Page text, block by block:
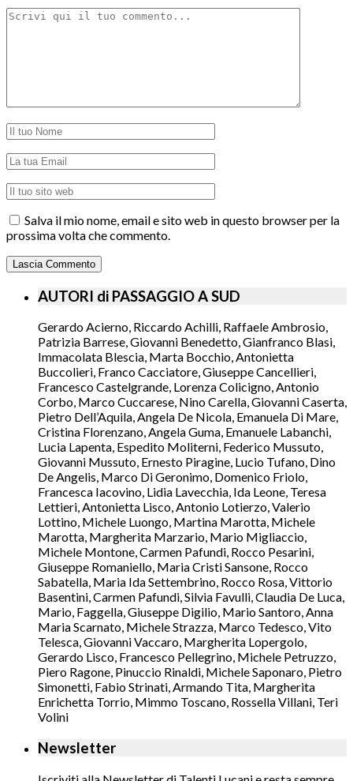
Salva il mio nome, email e sito web in questo browser per la
prossima volta che commento.
AUTORI di PASSAGGIO A SUD
Gerardo Acierno, Riccardo Achilli, Raffaele Ambrosio,
Patrizia Barrese, Giovanni Benedetto, Gianfranco Blasi,
Immacolata Blescia, Marta Bocchio, Antonietta
Buccolieri, Franco Cacciatore, Giuseppe Cancellieri,
Francesco Castelgrande, Lorenza Colicigno, Antonio
Corbo, Marco Cuccarese, Nino Carella, Giovanni Caserta,
Pietro Dell’Aquila, Angela De Nicola, Emanuela Di Mare,
Cristina Florenzano, Angela Guma, Emanuele Labanchi,
Lucia Lapenta, Espedito Moliterni, Federico Mussuto,
Giovanni Mussuto, Ernesto Piragine, Lucio Tufano, Dino
De Angelis, Marco Di Geronimo, Domenico Friolo,
Francesca Iacovino, Lidia Lavecchia, Ida Leone, Teresa
Lettieri, Antonietta Lisco, Antonio Lotierzo, Valerio
Lottino, Michele Luongo, Martina Marotta, Michele
Marotta, Margherita Marzario, Mario Migliaccio,
Michele Montone, Carmen Pafundi, Rocco Pesarini,
Giuseppe Romaniello, Maria Cristi Sansone, Rocco
Sabatella, Maria Ida Settembrino, Rocco Rosa, Vittorio
Basentini, Carmen Pafundi, Silvia Favulli, Claudia De Luca,
Mario, Faggella, Giuseppe Digilio, Mario Santoro, Anna
Maria Scarnato, Michele Strazza, Marco Tedesco, Vito
Telesca, Giovanni Vaccaro, Margherita Lopergolo,
Gerardo Lisco, Francesco Pellegrino, Michele Petruzzo,
Piero Ragone, Pinuccio Rinaldi, Michele Saponaro, Pietro
Simonetti, Fabio Strinati, Armando Tita, Margherita
Enrichetta Torrio, Mimmo Toscano, Rossella Villani, Teri
Volini
Newsletter